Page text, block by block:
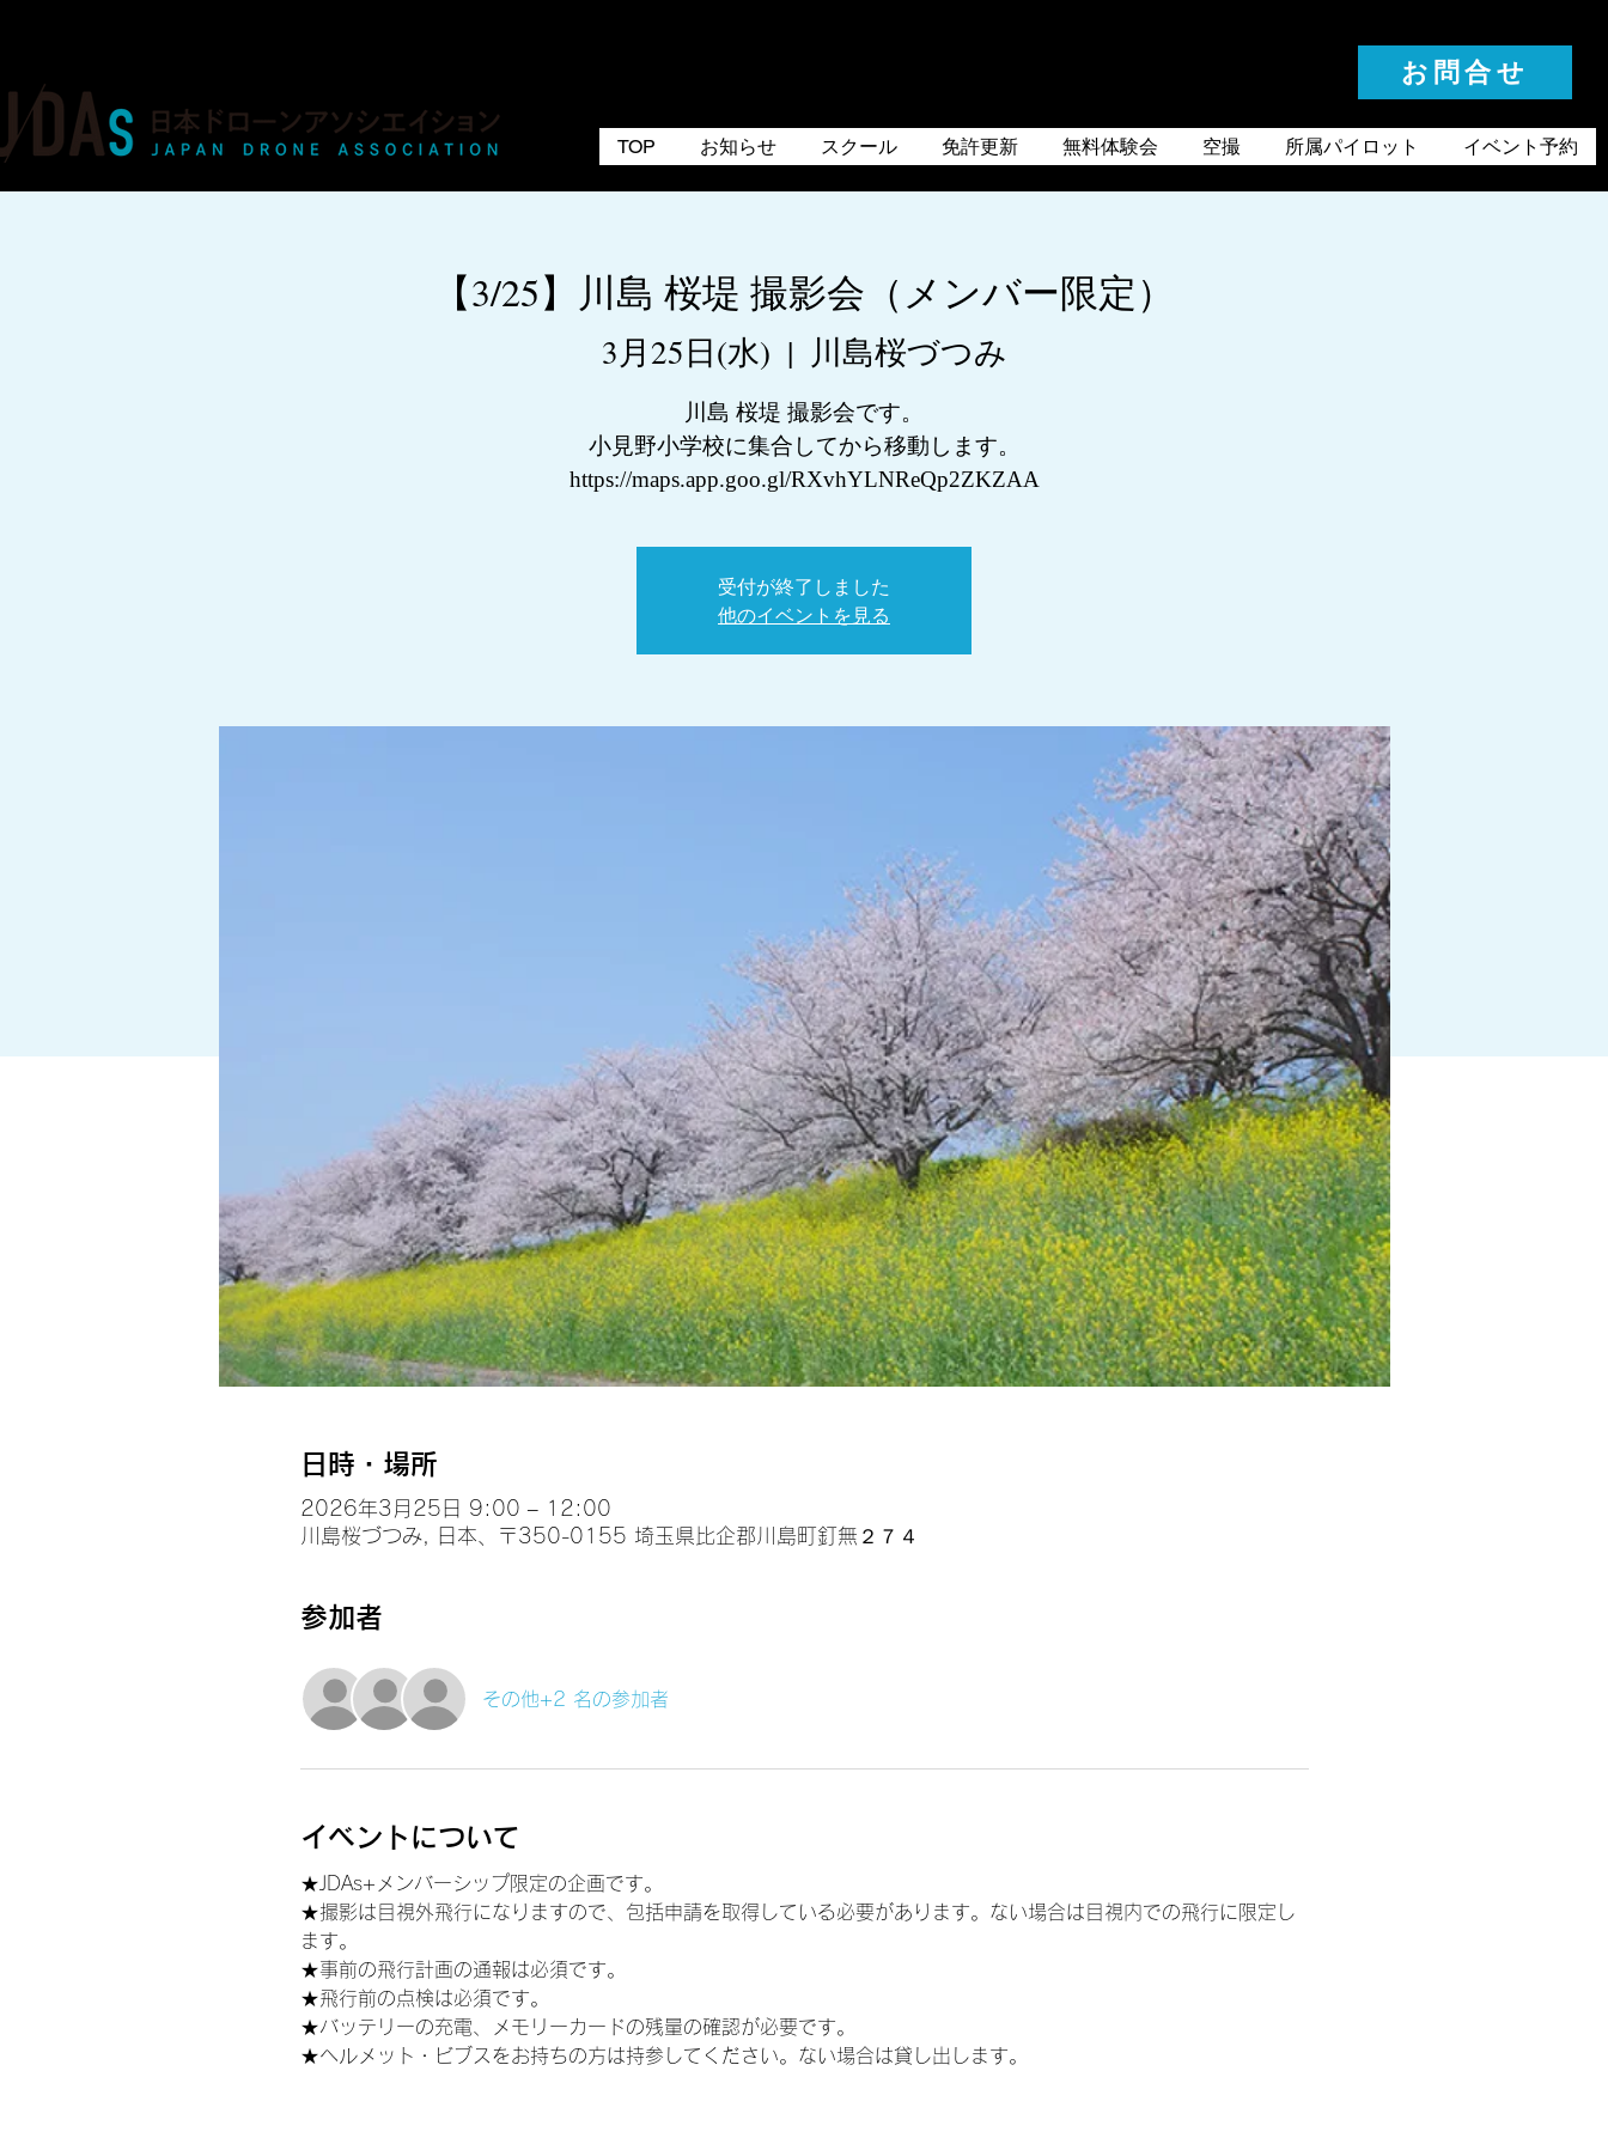
お問合せ
TOP お知らせ スクール 免許更新 無料体験会 空撮 所属パイロット イベント予約
【3/25】川島 桜堤 撮影会（メンバー限定）
3月25日(水)
  |
川島桜づつみ
川島 桜堤 撮影会です。
小見野小学校に集合してから移動します。
https://maps.app.goo.gl/RXvhYLNReQp2ZKZAA
受付が終了しました
他のイベントを見る
日時・場所
2026年3月25日 9:00 – 12:00
川島桜づつみ, 日本、〒350-0155 埼玉県比企郡川島町釘無２７４
参加者
その他+2 名の参加者
イベントについて
★JDAs+メンバーシップ限定の企画です。
★撮影は目視外飛行になりますので、包括申請を取得している必要があります。ない場合は目視内での飛行に限定し
ます。
★事前の飛行計画の通報は必須です。
★飛行前の点検は必須です。
★バッテリーの充電、メモリーカードの残量の確認が必要です。
★ヘルメット・ビブスをお持ちの方は持参してください。ない場合は貸し出します。